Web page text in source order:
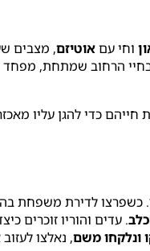
וחי עםאוטיזם, מצבים
הרחוב שמתחת,
כדי להגן עליו
. כשפרצו לדירת משפחת
. עדים והוריו זוכרים
ונלקחו משם, נאלצו